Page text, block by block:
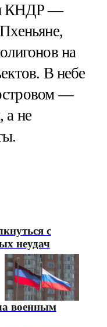
КНДР —
на
В небе
—
а не
с
неудач
военным